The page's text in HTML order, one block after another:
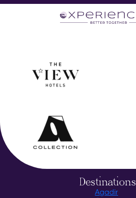
Destinations
Agadir